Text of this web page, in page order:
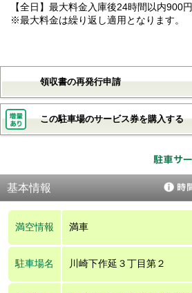
【全日】最大料金入庫後24時間以内900円
※最大料金は繰り返し適用となります。
領収書の再発行申請
この駐車場のサービス券を購入する
基本情報
満空情報 満車
駐車場名 川崎下作延３丁目第２